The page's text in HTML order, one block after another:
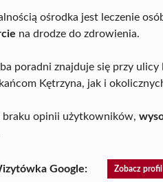
ośrodka jest leczenie
na drodze do zdrowienia.
poradni znajduje się przy ulicy
Kętrzyna, jak i
braku opinii użytkowników,
Google: Zobacz profil